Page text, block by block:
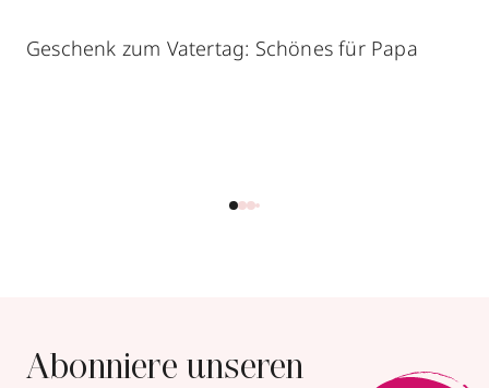
Geschenk zum Vatertag: Schönes für Papa
Abonniere unseren